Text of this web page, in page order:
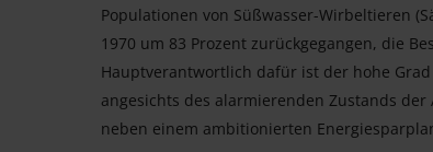
Populationen von Süßwasser-Wirbeltieren
1970 um 83 Prozent zurückgegangen, die
Hauptverantwortlich dafür ist der hohe
angesichts des alarmierenden Zustands
neben einem ambitionierten